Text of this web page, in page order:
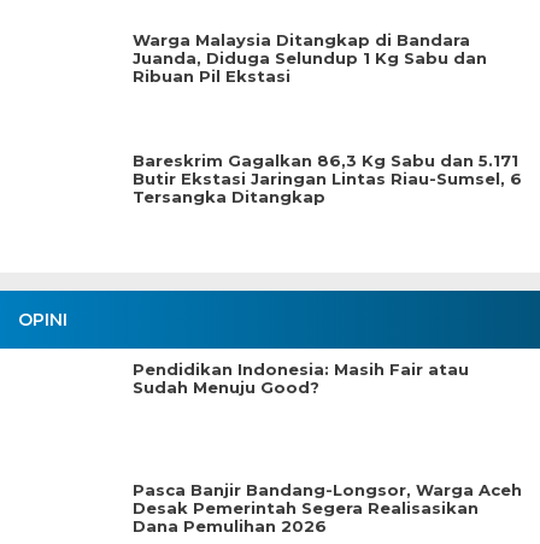
Warga Malaysia Ditangkap di Bandara
Juanda, Diduga Selundup 1 Kg Sabu dan
Ribuan Pil Ekstasi
Bareskrim Gagalkan 86,3 Kg Sabu dan 5.171
Butir Ekstasi Jaringan Lintas Riau-Sumsel, 6
Tersangka Ditangkap
OPINI
Pendidikan Indonesia: Masih Fair atau
Sudah Menuju Good?
Pasca Banjir Bandang-Longsor, Warga Aceh
Desak Pemerintah Segera Realisasikan
Dana Pemulihan 2026